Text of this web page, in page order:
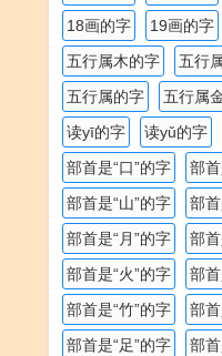
18画的字
19画的字
五行属木的字
五行
五行属的字
五行属
读yī的字
读yǔ的字
部首是“口”的字
部
部首是“山”的字
部
部首是“月”的字
部
部首是“火”的字
部
部首是“竹”的字
部
部首是“足”的字
部